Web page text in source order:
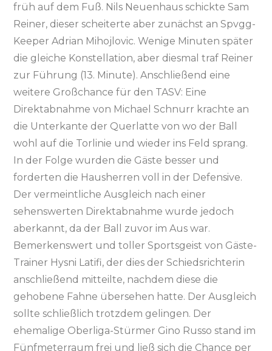
früh auf dem Fuß. Nils Neuenhaus schickte Sam
Reiner, dieser scheiterte aber zunächst an Spvgg-
Keeper Adrian Mihojlovic. Wenige Minuten später
die gleiche Konstellation, aber diesmal traf Reiner
zur Führung (13. Minute). Anschließend eine
weitere Großchance für den TASV: Eine
Direktabnahme von Michael Schnurr krachte an
die Unterkante der Querlatte von wo der Ball
wohl auf die Torlinie und wieder ins Feld sprang.
In der Folge wurden die Gäste besser und
forderten die Hausherren voll in der Defensive.
Der vermeintliche Ausgleich nach einer
sehenswerten Direktabnahme wurde jedoch
aberkannt, da der Ball zuvor im Aus war.
Bemerkenswert und toller Sportsgeist von Gäste-
Trainer Hysni Latifi, der dies der Schiedsrichterin
anschließend mitteilte, nachdem diese die
gehobene Fahne übersehen hatte. Der Ausgleich
sollte schließlich trotzdem gelingen. Der
ehemalige Oberliga-Stürmer Gino Russo stand im
Fünfmeterraum frei und ließ sich die Chance per